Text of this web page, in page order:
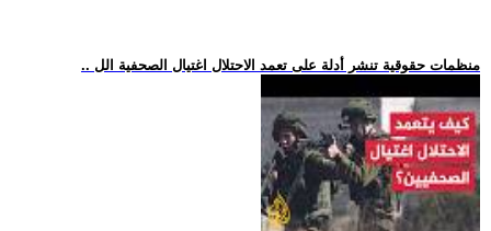
.. منظمات حقوقية تنشر أدلة على تعمد الاحتلال اغتيال الصحفية الل